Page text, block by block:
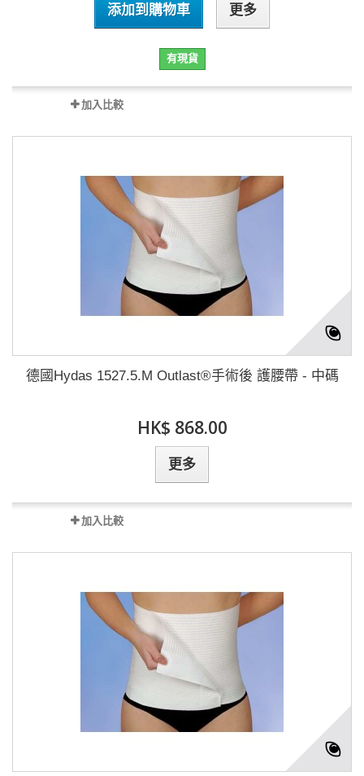
添加到購物車 更多
有現貨
加入比較
德國Hydas 1527.5.M Outlast®手術後 護腰帶 - 中碼
HK$ 868.00
更多
加入比較